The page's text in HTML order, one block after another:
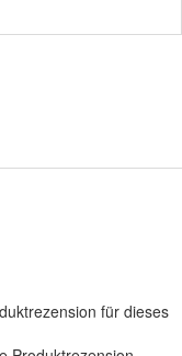
für dieses